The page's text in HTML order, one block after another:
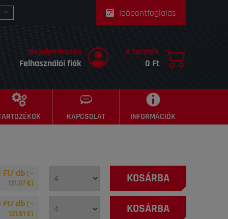
Időpontfoglalás
Bejelentkezés
Felhasználói fiók
0 termék
0 Ft
KAPCSOLAT INFORMÁCIÓK
Ft/ db (~
121.07€) KOSÁRBA
Ft/ db (~
121.91 €) KOSÁRBA